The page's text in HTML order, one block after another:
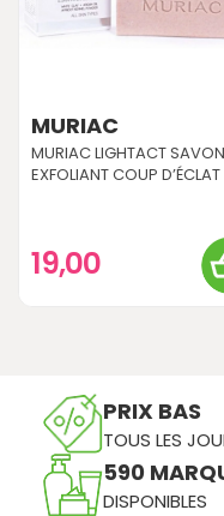
MURIAC
MURIAC LIGHTACT SAVON
EXFOLIANT COUP D’ÉCLAT
19,00
PRIX BAS
TOUS LES
590
DISPONIBLES